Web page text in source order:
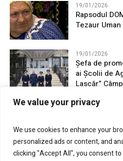
We value your privacy
We use cookies to enhance your
personalized ads or content, and
clicking "Accept All", you consent
19/01/2026
Rapsodul
Tezaur
19/01/2026
Șefa de
ai Școlii de
Lascăr”
Române,
Severin